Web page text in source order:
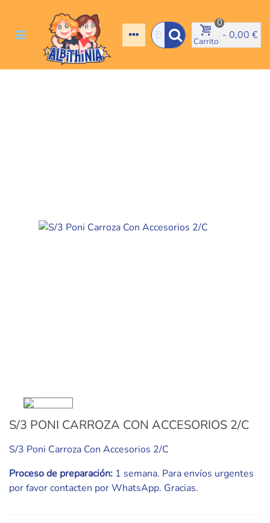
Carrito
0
- 0,00 €
S/3 PONI CARROZA CON ACCESORIOS 2/C
S/3 Poni Carroza Con Accesorios 2/C
Proceso de preparación: 1 semana. Para envíos urgentes
por favor contacten por WhatsApp. Gracias.